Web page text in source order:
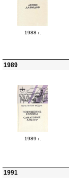
1988 г.
1989
1989 г.
1991